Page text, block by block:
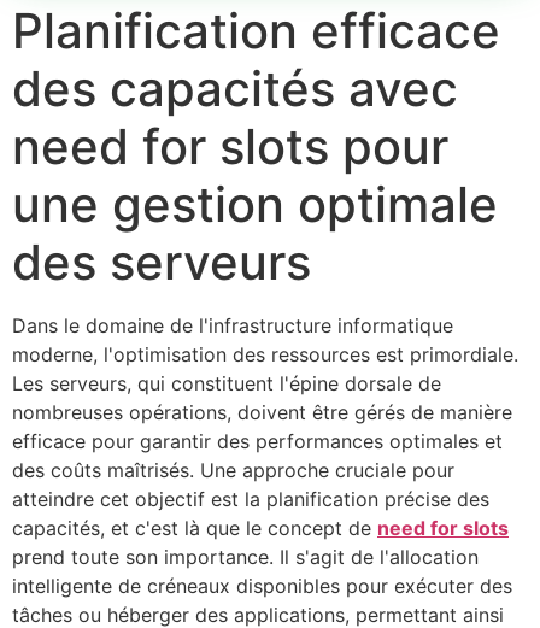
Planification efficace
des capacités avec
need for slots pour
une gestion optimale
des serveurs
Dans le domaine de l'infrastructure informatique
moderne, l'optimisation des ressources est primordiale.
Les serveurs, qui constituent l'épine dorsale de
nombreuses opérations, doivent être gérés de manière
efficace pour garantir des performances optimales et
des coûts maîtrisés. Une approche cruciale pour
atteindre cet objectif est la planification précise des
capacités, et c'est là que le concept de need for slots
prend toute son importance. Il s'agit de l'allocation
intelligente de créneaux disponibles pour exécuter des
tâches ou héberger des applications, permettant ainsi